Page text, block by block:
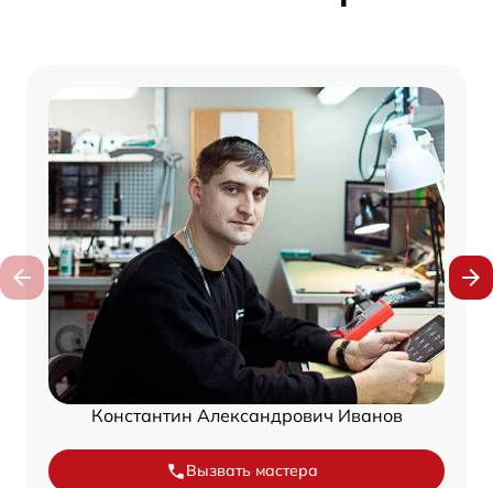
Константин Александрович Иванов
Вызвать мастера